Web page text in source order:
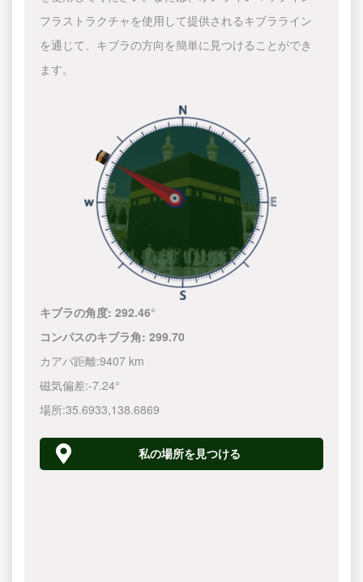
フラストラクチャを使用して提供されるキブラライン
を通じて、キブラの方向を簡単に見つけることができ
ます。
キブラの角度:292.46°
コンパスのキブラ角:299.70
カアバ距離:9407 km
磁気偏差:-7.24°
場所:35.6933,138.6870
私の場所を見つける